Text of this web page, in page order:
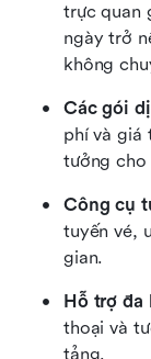
trực quan
ngày trở
không
Các gói
phí và giá
tưởng cho
Công cụ
tuyến vé,
gian.
Hỗ trợ đa
thoại và
tảng.